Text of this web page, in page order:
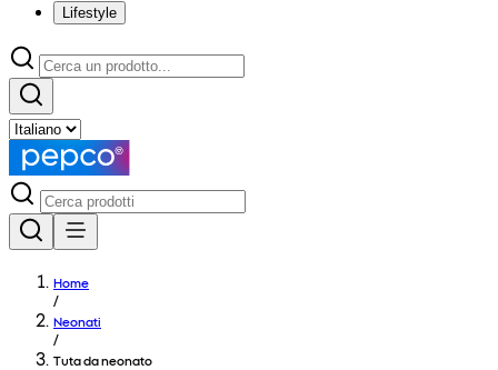
Lifestyle
Home
/
Neonati
/
Tuta da neonato